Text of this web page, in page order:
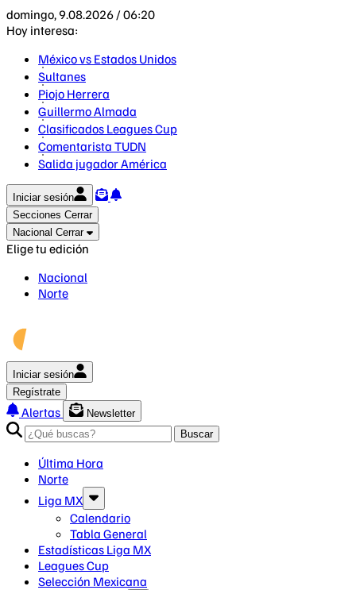
domingo, 9.08.2026 / 06:20
Hoy interesa:
México vs Estados Unidos
Sultanes
Piojo Herrera
Guillermo Almada
Clasificados Leagues Cup
Comentarista TUDN
Salida jugador América
Iniciar sesión
Secciones Cerrar
Nacional Cerrar
Elige tu edición
Nacional
Norte
Iniciar sesión
Regístrate
Alertas
Newsletter
Buscar
Última Hora
Norte
Liga MX
Calendario
Tabla General
Estadísticas Liga MX
Leagues Cup
Selección Mexicana